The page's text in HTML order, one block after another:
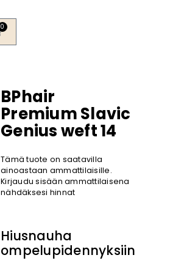
0
BPhair
Premium Slavic
Genius weft 14
Tämä tuote on saatavilla
ainoastaan ammattilaisille.
Kirjaudu sisään ammattilaisena
nähdäksesi hinnat
Hiusnauha
ompelupidennyksiin